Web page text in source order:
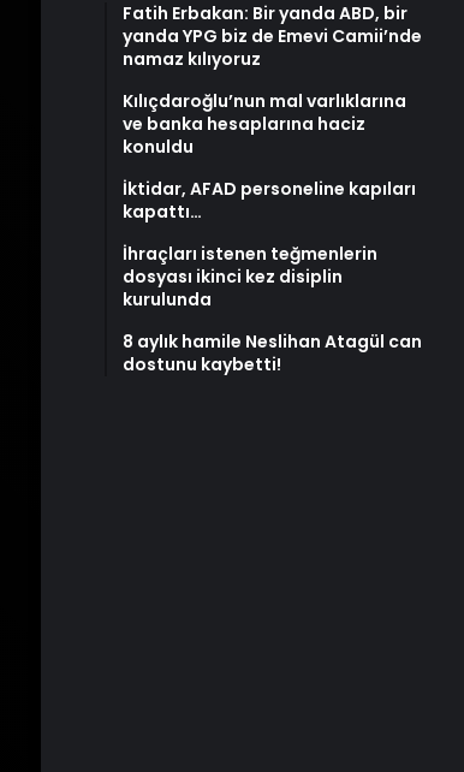
Fatih Erbakan: Bir yanda ABD, bir
yanda YPG biz de Emevi Camii’nde
namaz kılıyoruz
Kılıçdaroğlu’nun mal varlıklarına
ve banka hesaplarına haciz
konuldu
İktidar, AFAD personeline kapıları
kapattı…
İhraçları istenen teğmenlerin
dosyası ikinci kez disiplin
kurulunda
8 aylık hamile Neslihan Atagül can
dostunu kaybetti!